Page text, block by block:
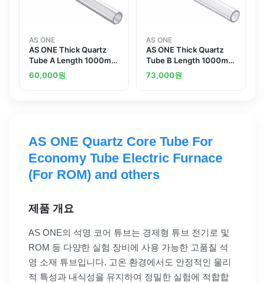
AS ONE
AS ONE Thick Quartz
Tube A Length 1000mm
두꺼운 석영관 A
60,000원
AS ONE
AS ONE Thick Quartz
Tube B Length 1000mm
두꺼운 석영관 B
73,000원
AS ONE Quartz Core Tube For
Economy Tube Electric Furnace
(For ROM) and others
제품 개요
AS ONE의 석영 코어 튜브는 경제형 튜브 전기로 및
ROM 등 다양한 실험 장비에 사용 가능한 고품질 석
영 소재 튜브입니다. 고온 환경에서도 안정적인 물리
적 특성과 내식성을 유지하여 정밀한 실험에 적합합